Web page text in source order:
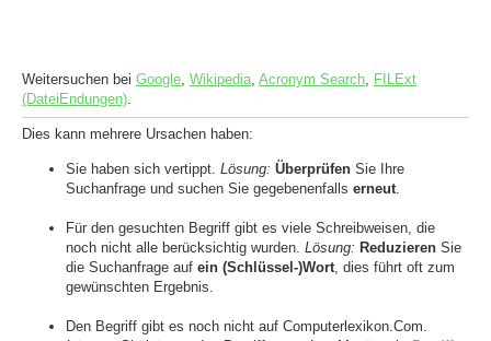
Weitersuchen bei Google, Wikipedia, Acronym Search, FILExt
(DateiEndungen).
Dies kann mehrere Ursachen haben:
Sie haben sich vertippt. Lösung: Überprüfen Sie Ihre
Suchanfrage und suchen Sie gegebenenfalls erneut
Für den gesuchten Begriff gibt es viele Schreibweisen, die
noch nicht alle berücksichtig wurden. Lösung: Reduzieren Sie
die Suchanfrage auf ein (Schlüssel-)Wort , dies führt oft zum
gewünschten Ergebnis.
Den Begriff gibt es noch nicht auf Computerlexikon.Com.